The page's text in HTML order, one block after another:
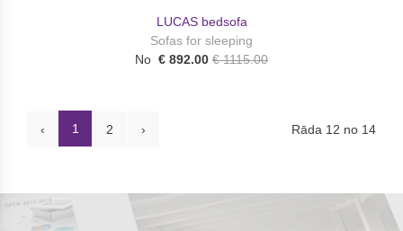
LUCAS bedsofa
Sofas for sleeping
No € 892.00 € 1115.00
‹ 1 2 › Rāda 12 no 14